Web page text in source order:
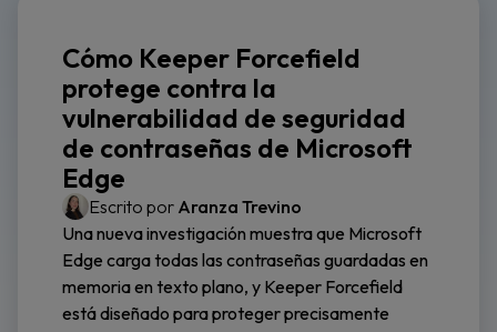
Cómo Keeper Forcefield
protege contra la
vulnerabilidad de seguridad
de contraseñas de Microsoft
Edge
Escrito por Aranza Trevino
Una nueva investigación muestra que Microsoft
Edge carga todas las contraseñas guardadas en
memoria en texto plano, y Keeper Forcefield
está diseñado para proteger precisamente